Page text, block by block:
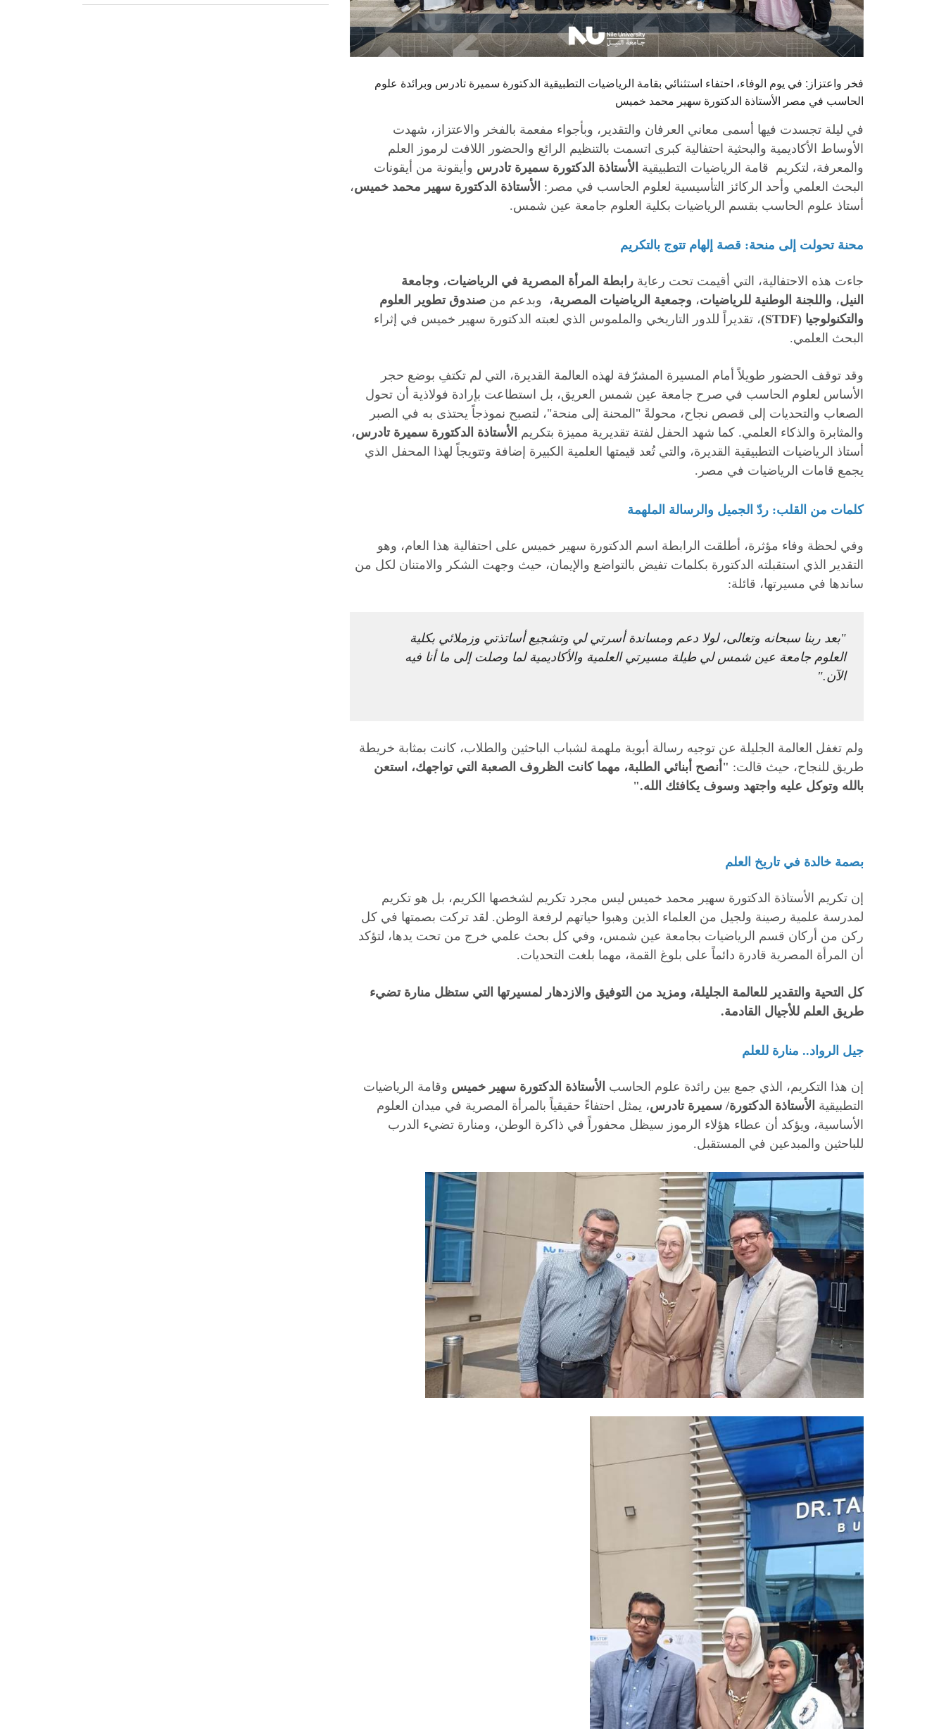
فخر واعتزاز: في يوم الوفاء، احتفاء استثنائي بقامة الرياضيات التطبيقية الدكتورة سميرة تادرس وبرائدة علوم
الحاسب في مصر الأستاذة الدكتورة سهير محمد خميس
في ليلة تجسدت فيها أسمى معاني العرفان والتقدير، وبأجواء مفعمة بالفخر والاعتزاز، شهدت
الأوساط الأكاديمية والبحثية احتفالية كبرى اتسمت بالتنظيم الرائع والحضور اللافت لرموز العلم
والمعرفة، لتكريم قامة الرياضيات التطبيقية الأستاذة الدكتورة سميرة تادرس وأيقونة من أيقونات
البحث العلمي وأحد الركائز التأسيسية لعلوم الحاسب في مصر: الأستاذة الدكتورة سهير محمد خميس،
أستاذ علوم الحاسب بقسم الرياضيات بكلية العلوم جامعة عين شمس.
محنة تحولت إلى منحة: قصة إلهام تتوج بالتكريم
جاءت هذه الاحتفالية، التي أقيمت تحت رعاية رابطة المرأة المصرية في الرياضيات، وجامعة
النيل، و اللجنة الوطنية للرياضيات، وجمعية الرياضيات المصرية، وبدعم من صندوق تطوير العلوم
والتكنولوجيا (STDF)
، تقديراً للدور التاريخي والملموس الذي لعبته الدكتورة سهير خميس في إثراء
البحث العلمي.
وقد توقف الحضور طويلاً أمام المسيرة المشرّفة لهذه العالمة القديرة، التي لم تكتفِ بوضع حجر
الأساس لعلوم الحاسب في صرح جامعة عين شمس العريق، بل استطاعت بإرادة فولاذية أن تحول
الصعاب والتحديات إلى قصص نجاح، محولةً "المحنة إلى منحة"، لتصبح نموذجاً يحتذى به في الصبر
والمثابرة والذكاء العلمي. كما شهد الحفل لفتة تقديرية مميزة بتكريم الأستاذة الدكتورة سميرة تادرس،
أستاذ الرياضيات التطبيقية القديرة، والتي تُعد قيمتها العلمية الكبيرة إضافة وتتويجاً لهذا المحفل الذي
يجمع قامات الرياضيات في مصر.
كلمات من القلب: ردّ الجميل والرسالة الملهمة
وفي لحظة وفاء مؤثرة، أطلقت الرابطة اسم الدكتورة سهير خميس على احتفالية هذا العام، وهو
التقدير الذي استقبلته الدكتورة بكلمات تفيض بالتواضع والإيمان، حيث وجهت الشكر والامتنان لكل من
ساندها في مسيرتها، قائلة:
"بعد ربنا سبحانه وتعالى، لولا دعم ومساندة أسرتي لي وتشجيع أساتذتي وزملائي بكلية
العلوم جامعة عين شمس لي طيلة مسيرتي العلمية والأكاديمية لما وصلت إلى ما أنا فيه
الآن."
ولم تغفل العالمة الجليلة عن توجيه رسالة أبوية ملهمة لشباب الباحثين والطلاب، كانت بمثابة خريطة
طريق للنجاح، حيث قالت: "أنصح أبنائي الطلبة، مهما كانت الظروف الصعبة التي تواجهك، استعن
بالله وتوكل عليه واجتهد وسوف يكافئك الله."
بصمة خالدة في تاريخ العلم
إن تكريم الأستاذة الدكتورة سهير محمد خميس ليس مجرد تكريم لشخصها الكريم، بل هو تكريم
لمدرسة علمية رصينة ولجيل من العلماء الذين وهبوا حياتهم لرفعة الوطن. لقد تركت بصمتها في كل
ركن من أركان قسم الرياضيات بجامعة عين شمس، وفي كل بحث علمي خرج من تحت يدها، لتؤكد
أن المرأة المصرية قادرة دائماً على بلوغ القمة، مهما بلغت التحديات.
كل التحية والتقدير للعالمة الجليلة، ومزيد من التوفيق والازدهار لمسيرتها التي ستظل منارة تضيء
طريق العلم للأجيال القادمة.
جيل الرواد.. منارة للعلم
إن هذا التكريم، الذي جمع بين رائدة علوم الحاسب الأستاذة الدكتورة سهير خميس وقامة الرياضيات
التطبيقية الأستاذة الدكتورة/ سميرة تادرس، يمثل احتفاءً حقيقياً بالمرأة المصرية في ميدان العلوم
الأساسية، ويؤكد أن عطاء هؤلاء الرموز سيظل محفوراً في ذاكرة الوطن، ومنارة تضيء الدرب
للباحثين والمبدعين في المستقبل.